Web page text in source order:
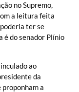
no Supremo,
a leitura feita
ter se
é do senador Plínio
ao
da
a